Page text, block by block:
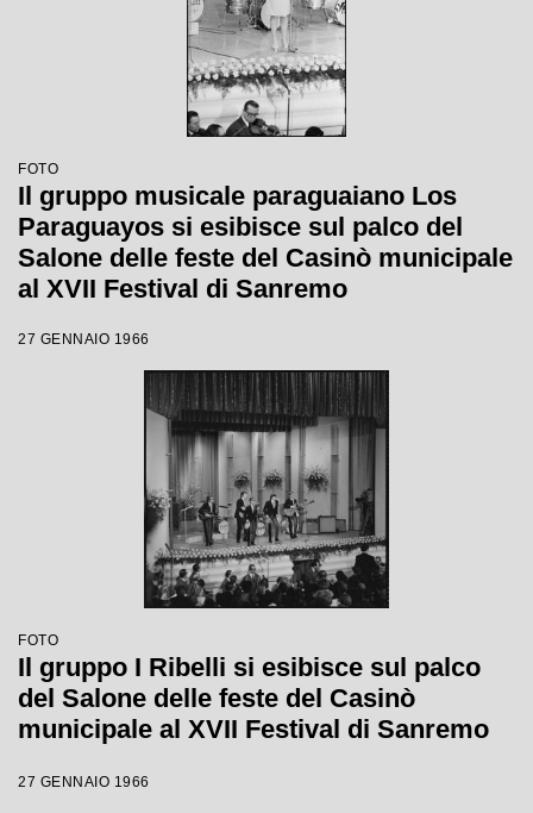
FOTO
Il gruppo musicale paraguaiano Los
Paraguayos si esibisce sul palco del
Salone delle feste del Casinò municipale
al XVII Festival di Sanremo
27 GENNAIO 1966
FOTO
Il gruppo I Ribelli si esibisce sul palco
del Salone delle feste del Casinò
municipale al XVII Festival di Sanremo
27 GENNAIO 1966